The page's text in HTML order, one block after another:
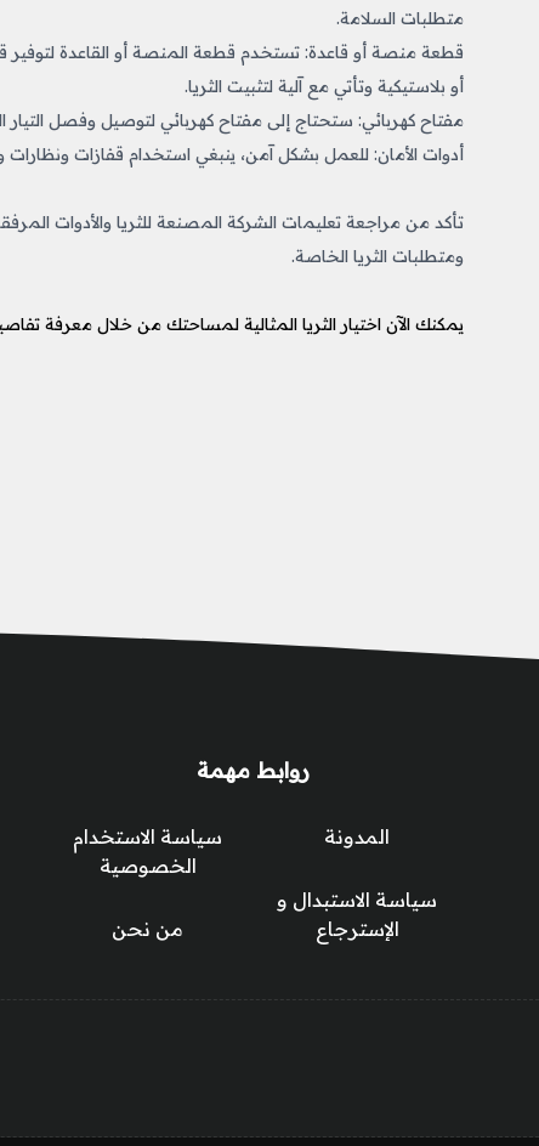
متطلبات السلامة.
قطعة منصة أو قاعدة: تستخدم قطعة المنصة أو القاعدة لتوفير
أو بلاستيكية وتأتي مع آلية لتثبيت الثريا.
مفتاح كهربائي: ستحتاج إلى مفتاح كهربائي لتوصيل وفصل التيار
أدوات الأمان: للعمل بشكل آمن، ينبغي استخدام قفازات ونظارات
تأكد من مراجعة تعليمات الشركة المصنعة للثريا والأدوات
ومتطلبات الثريا الخاصة.
يمكنك الآن اختيار الثريا المثالية لمساحتك من خلال معرفة
روابط مهمة
المدونة
سياسة الاستبدال و
الإسترجاع
سياسة الاستخدام
الخصوصية
من نحن